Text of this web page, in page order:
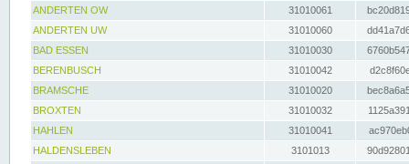
ANDERTEN OW
31010061
ANDERTEN UW
31010060
BAD ESSEN
31010030
BERENBUSCH
31010042
BRAMSCHE
31010020
BROXTEN
31010032
HAHLEN
31010041
HALDENSLEBEN
3101013